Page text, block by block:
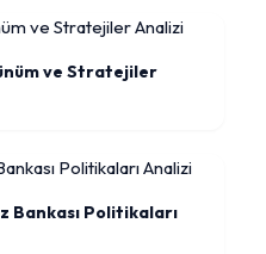
ve Stratejiler
Bankası Politikaları